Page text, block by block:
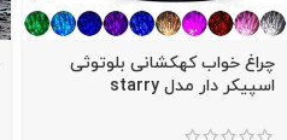
چراغ خواب کهکشانی بلوتوثی
اسپیکر دار مدل starry